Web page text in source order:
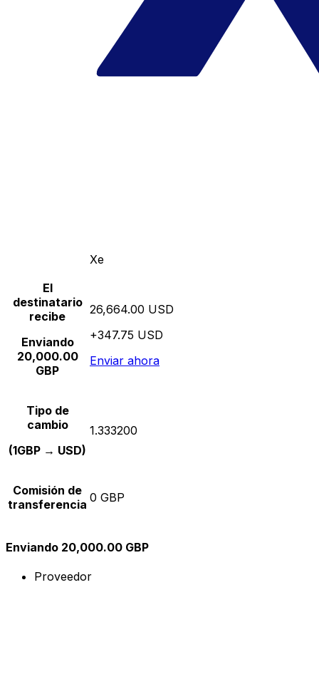
Xe
El
destinatario
recibe
Enviando
20,000.00
GBP
26,664.00 USD
+347.75 USD
Enviar ahora
Tipo de
cambio
(1GBP → USD)
1.333200
Comisión de
transferencia 0 GBP
Enviando 20,000.00 GBP
Proveedor